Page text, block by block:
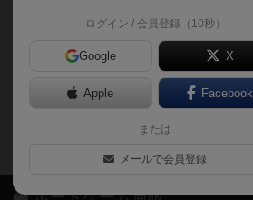
ログイン / 会員登録（10秒）
Google X
Apple Facebook
または
メールで会員登録
掲示板・トピックス
ボドとも・会員一覧
ボードゲーム業界コラム
ボドゲーマご利用案内